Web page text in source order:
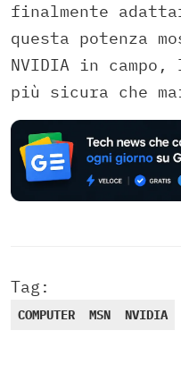
finalmente
questa potenza
NVIDIA in campo,
più sicura che
Tag:
COMPUTER MSN NVIDIA